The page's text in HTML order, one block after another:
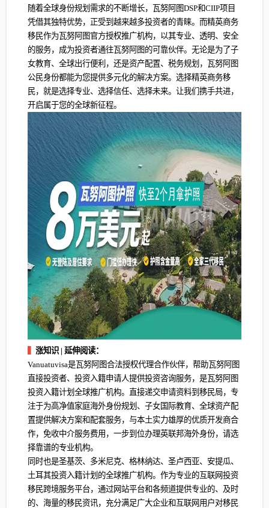
随着全球身份规划需求的不断增长，瓦努阿图DSP和CIIP项目
凭借其独特优势，正受到越来越多投资者的青睐。而精英商务
移民作为瓦努阿图官方授权推广机构，以其专业、透明、安全
的服务，成为投资者通往瓦努阿图的可靠伙伴。无论是为了子
女教育、全球出行便利，还是资产配置、税务规划，瓦努阿图
公民身份都能为您提供多元化的解决方案。选择精英商务移
民，就是选择专业、选择信任、选择未来。让我们携手共进，
开启属于您的全球新征程。
涨知识 | 延伸阅读：
Vanuatuvisa是瓦努阿图合法授权代理合作伙伴，帮助瓦努阿图
直接投资者、投资入籍申请人提供投资咨询服务，是瓦努阿图
投资入籍计划全球推广机构。直接递交申请资料到移民局，专
注于为高净值家庭海外身份规划、子女国际教育、全球资产配
置提供解决方案和配套服务，与本土实力雄厚的优质开发商合
作，免收中介服务费用，一步到位办理英联邦海外身份，请选
择靠谱的专业机构。
同时也是圣基茨、多米尼克、格林纳达、圣卢西亚、安提瓜、
土耳其投资入籍计划的全球推广机构。作为专业的互联网投资
移民跨境服务平台，通过网站平台和各频道提供专业的、及时
的、海量的移民资讯，充分满足广大企业和互联网用户对移民